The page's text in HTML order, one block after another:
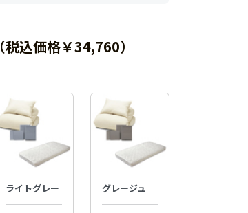
（税込価格￥34,760）
ライトグレー グレージュ